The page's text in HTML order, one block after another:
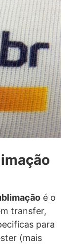
é o
transfer,
para
(mais